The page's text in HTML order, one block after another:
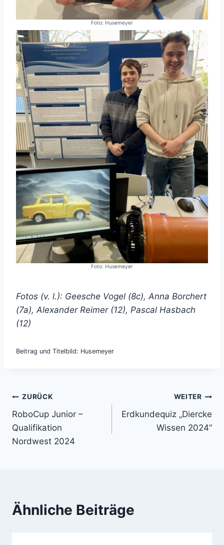
Foto: Husemeyer
Foto: Husemeyer
Fotos (v. l.): Geesche Vogel (8c), Anna Borchert
(7a), Alexander Reimer (12), Pascal Hasbach
(12)
Beitrag und Titelbild: Husemeyer
Beitragsnavigation
ZURÜCK
RoboCup Junior –
Qualifikation
Nordwest 2024
WEITER
Erdkundequiz „Diercke
Wissen 2024“
Ähnliche Beiträge